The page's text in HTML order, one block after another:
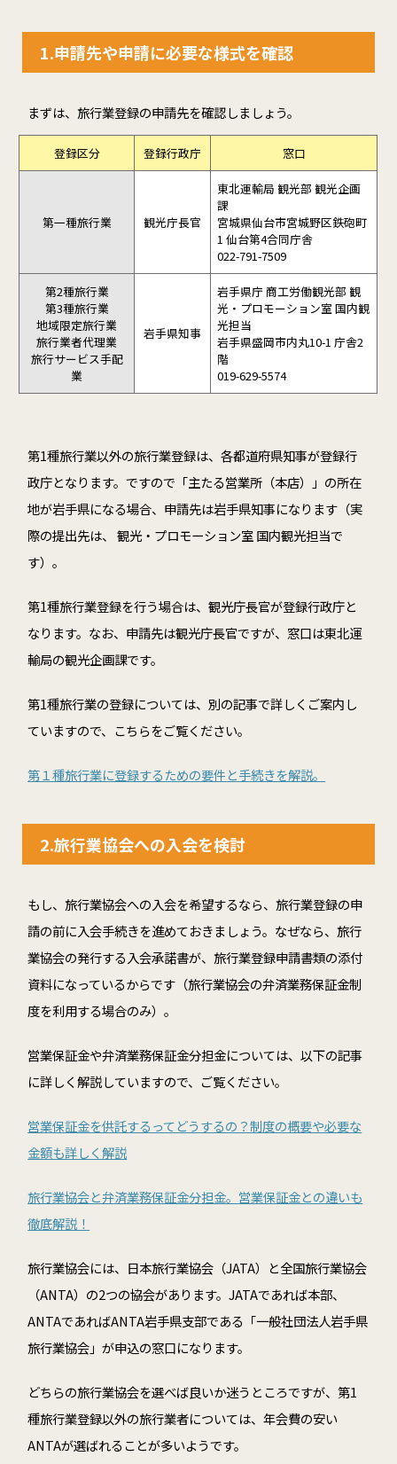
1.申請先や申請に必要な様式を確認
まずは、旅行業登録の申請先を確認しましょう。
登録区分 登録行政庁 窓口
第一種旅行業 観光庁長官
東北運輸局 観光部 観光企画
課
宮城県仙台市宮城野区鉄砲町
1 仙台第4合同庁舎
022-791-7509
第2種旅行業
第3種旅行業
地域限定旅行業
旅行業者代理業
旅行サービス手配
業
岩手県知事
岩手県庁 商工労働観光部 観
光・プロモーション室 国内観
光担当
岩手県盛岡市内丸10-1 庁舎2
階
019-629-5574
第1種旅行業以外の旅行業登録は、各都道府県知事が登録行
政庁となります。ですので「主たる営業所（本店）」の所在
地が岩手県になる場合、申請先は岩手県知事になります（実
際の提出先は、 観光・プロモーション室 国内観光担当で
す）。
第1種旅行業登録を行う場合は、観光庁長官が登録行政庁と
なります。なお、申請先は観光庁長官ですが、窓口は東北運
輸局の観光企画課です。
第1種旅行業の登録については、別の記事で詳しくご案内し
ていますので、こちらをご覧ください。
第１種旅行業に登録するための要件と手続きを解説。
2.旅行業協会への入会を検討
もし、旅行業協会への入会を希望するなら、旅行業登録の申
請の前に入会手続きを進めておきましょう。なぜなら、旅行
業協会の発行する入会承諾書が、旅行業登録申請書類の添付
資料になっているからです（旅行業協会の弁済業務保証金制
度を利用する場合のみ）。
営業保証金や弁済業務保証金分担金については、以下の記事
に詳しく解説していますので、ご覧ください。
営業保証金を供託するってどうするの？制度の概要や必要な
金額も詳しく解説
旅行業協会と弁済業務保証金分担金。営業保証金との違いも
徹底解説！
旅行業協会には、日本旅行業協会（JATA）と全国旅行業協会
（ANTA）の2つの協会があります。JATAであれば本部、
ANTAであればANTA岩手県支部である「一般社団法人岩手県
旅行業協会」が申込の窓口になります。
どちらの旅行業協会を選べば良いか迷うところですが、第1
種旅行業登録以外の旅行業者については、年会費の安い
ANTAが選ばれることが多いようです。